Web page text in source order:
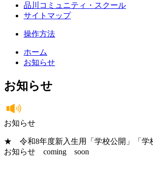
品川コミュニティ・スクール
サイトマップ
操作方法
ホーム
お知らせ
お知らせ
お知らせ
★ 令和8年度新入生用「学校公開」「学
お知らせ coming soon